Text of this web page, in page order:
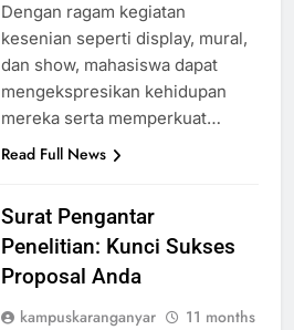
Dengan ragam kegiatan
kesenian seperti display, mural,
dan show, mahasiswa dapat
mengekspresikan kehidupan
mereka serta memperkuat…
Read Full News
Surat Pengantar
Penelitian: Kunci Sukses
Proposal Anda
kampuskaranganyar
11 months